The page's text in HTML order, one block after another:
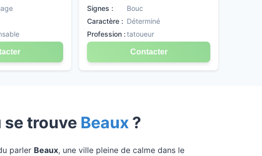
Signes :
Bouc
Caractère : Déterminé
Profession :tatoueur
Contacter
se trouve Beaux?
parler Beaux, une ville pleine de calme dans le